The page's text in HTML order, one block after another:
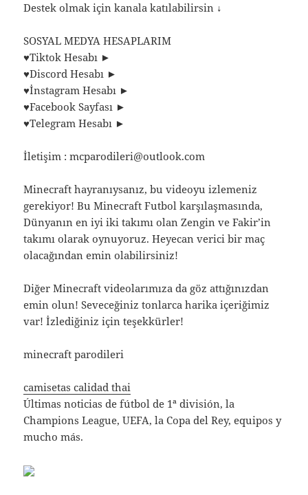
Destek olmak için kanala katılabilirsin ↓
SOSYAL MEDYA HESAPLARIM
♥Tiktok Hesabı ►
♥Discord Hesabı ►
♥İnstagram Hesabı ►
♥Facebook Sayfası ►
♥Telegram Hesabı ►
İletişim :mcparodileri@outlook.com
Minecraft hayranıysanız, bu videoyu izlemeniz
gerekiyor! Bu Minecraft Futbol karşılaşmasında,
Dünyanın en iyi iki takımı olan Zengin ve Fakir’in
takımı olarak oynuyoruz. Heyecan verici bir maç
olacağından emin olabilirsiniz!
Diğer Minecraft videolarımıza da göz attığınızdan
emin olun! Seveceğiniz tonlarca harika içeriğimiz
var! İzlediğiniz için teşekkürler!
minecraft parodileri
camisetas calidad thai
Últimas noticias de fútbol de 1ª división, la
Champions League, UEFA, la Copa del Rey, equipos y
mucho más.